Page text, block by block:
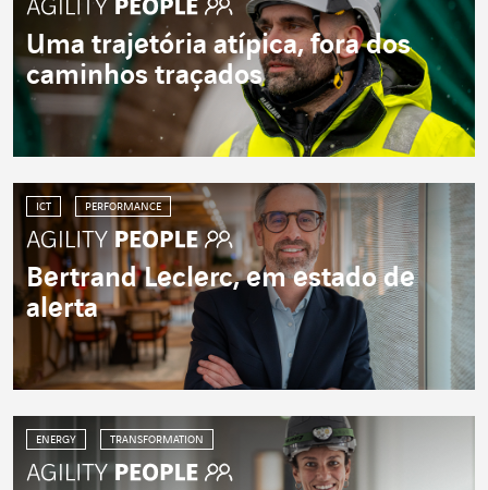
Uma trajetória atípica, fora dos
caminhos traçados
ICT PERFORMANCE
Bertrand Leclerc, em estado de
alerta
ENERGY TRANSFORMATION